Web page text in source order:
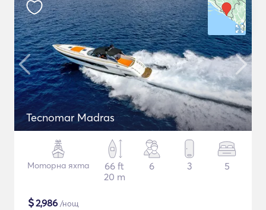
Tecnomar Madras
Моторна яхта
66 ft
20 m
6 3 5
$2,986 /нощ